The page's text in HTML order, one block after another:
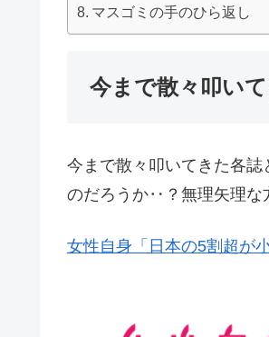
マスゴミの手のひら返し
今まで散々叩い
今まで散々叩いてきた各
のだろうか‥？無理矢理な
女性自身「日本の5割超が